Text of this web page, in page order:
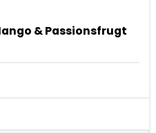
& Passionsfrugt